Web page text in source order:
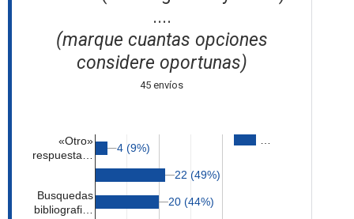
....
(marque cuantas opciones
considere oportunas)
45 envíos
«Otro»
respuesta…
Busquedas
bibliografi…
4 (9%)
4 (9%)
22 (49%)
22 (49%)
20 (44%)
20 (44%)